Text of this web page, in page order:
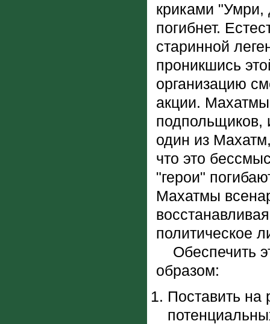
криками "Умри,
погибнет.
старинной
проникшись
организацию
акции.
подпольщиков,
один из
что это
"герои"
Махатмы
политическое
Обеспечить
образом:
Поставить на